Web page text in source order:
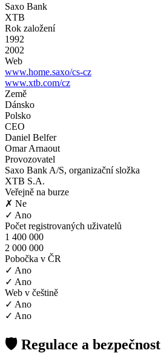
Saxo Bank
XTB
Rok založení
1992
2002
Web
www.home.saxo/cs-cz
www.xtb.com/cz
Země
Dánsko
Polsko
CEO
Daniel Belfer
Omar Arnaout
Provozovatel
Saxo Bank A/S, organizační složka
XTB S.A.
Veřejně na burze
✗ Ne
✓ Ano
Počet registrovaných uživatelů
1 400 000
2 000 000
Pobočka v ČR
✓ Ano
✓ Ano
Web v češtině
✓ Ano
✓ Ano
🛡️ Regulace a bezpečnost